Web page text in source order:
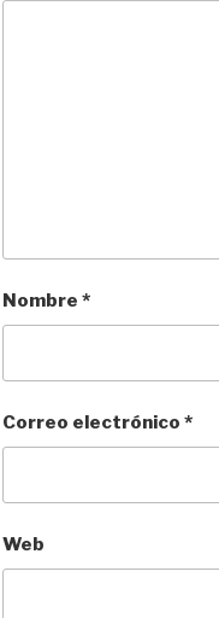
Nombre *
Correo electrónico *
Web